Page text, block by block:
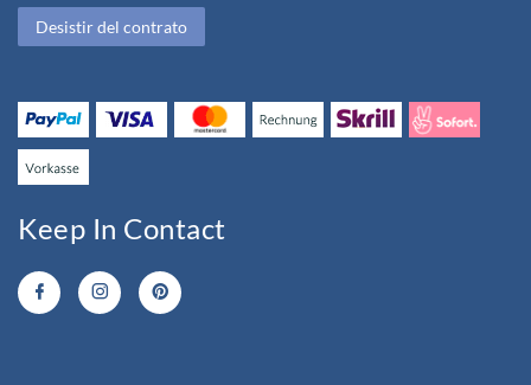
Desistir del contrato
Keep In Contact